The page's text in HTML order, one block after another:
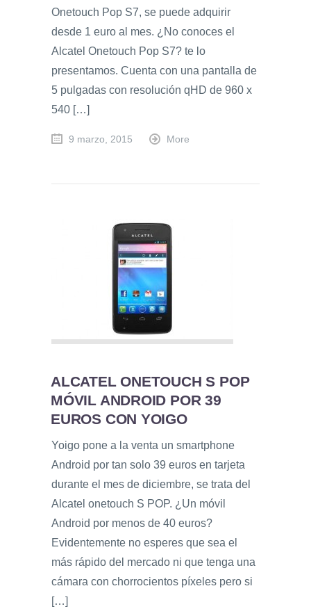
Onetouch Pop S7, se puede adquirir
desde 1 euro al mes. ¿No conoces el
Alcatel Onetouch Pop S7? te lo
presentamos. Cuenta con una pantalla de
5 pulgadas con resolución qHD de 960 x
540 […]
9 marzo, 2015 More
ALCATEL ONETOUCH S POP
MÓVIL ANDROID POR 39
EUROS CON YOIGO
Yoigo pone a la venta un smartphone
Android por tan solo 39 euros en tarjeta
durante el mes de diciembre, se trata del
Alcatel onetouch S POP. ¿Un móvil
Android por menos de 40 euros?
Evidentemente no esperes que sea el
más rápido del mercado ni que tenga una
cámara con chorrocientos píxeles pero si
[…]